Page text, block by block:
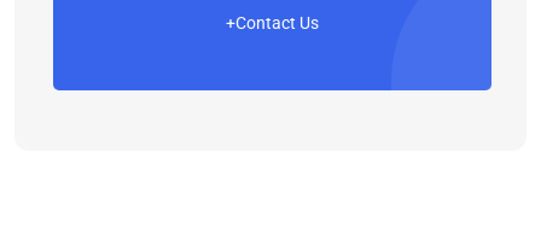
+Contact Us